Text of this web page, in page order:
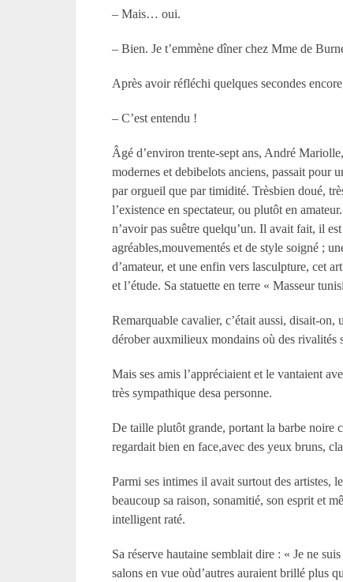
– Mais… oui.
– Bien. Je t’emmène dîner chez Mme de
Après avoir réfléchi quelques secondes
– C’est entendu !
Âgé d’environ trente-sept ans, André
modernes et debibelots anciens, passait pour
par orgueil que par timidité. Trèsbien doué,
l’existence en spectateur, ou plutôt en
n’avoir pas suêtre quelqu’un. Il avait fait, il
agréables,mouvementés et de style soigné ;
d’amateur, et une enfin vers lasculpture, cet
et l’étude. Sa statuette en terre « Masseur
Remarquable cavalier, c’était aussi, disait-
dérober auxmilieux mondains où des rivalités
Mais ses amis l’appréciaient et le vantaient
très sympathique desa personne.
De taille plutôt grande, portant la barbe noire
regardait bien en face,avec des yeux bruns,
Parmi ses intimes il avait surtout des artistes,
beaucoup sa raison, sonamitié, son esprit et
intelligent raté.
Sa réserve hautaine semblait dire : « Je ne
salons en vue oùd’autres auraient brillé plus